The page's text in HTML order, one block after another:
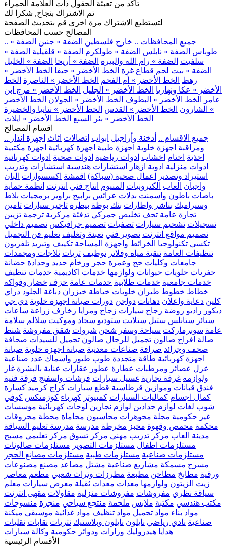
تأكد من تعبئة الحقول ذات العلامة الحمراء
تم الاشتراك بنجاح, شكرا لك
لتستطيع الاشتراك مرة اخرى قم بتحديث الصفحة
المصالح حسب المحافظات
.. جميع المحافظات .. خارج فلسطين الضفة » جنين الضفة »
طوباس الضفة » نابلس الضفة » طولكرم الضفة » قلقيلية الضفة »
سلفيت الضفة » رام الله والبيره الضفة » أريحا الضفة » الخليل
الضفة » بيت لحم قطاع غزة الخط الأخضر » حيفا الخط الأخضر »
رهط الخط الأخضر » أم الفحم الخط الأخضر » الناصرة الخط
الأخضر » عكا ونهاريا الخط الأخضر » الجليل الخط الأخضر » مرج ابن
عامر
الخط الأخضر » البطوف الخط الأخضر » الجولان الخط الأخضر
» الشارون الخط الأخضر » القدس الخط الأخضر » نتانيا والخضيرة
الخط الأخضر » بئر السبع الخط الأخضر » ايلات
اقسام المصالح
.. جميع الاقسام .. أدخنة وأراجيل ابواب اتصالات اثاث اجهزة انذار
ومراقبة اجهزة خلوية اجهزة طبية اجهزة كهربائية اجهزة مكتبية
احذية اختام اخشاب ادوات رياضية ادوات صحية ادوات كهربائية
ادوات منزلية ادوية ازهار استشارات هندسية استشارات وتدريب
استيراد وتصدير
اعمال صحية (سباكة) اقمشة اكسسوارات البان
واجبان العاب الكترونيات المنيوم انتاج فني انترنت انظمة حماية
باصات باطون واسمنت بدلات عرائس برابيج براويز برمجيات بلاط
وسيراميك بناشر واطارات بنك بوظة بيطرة تاجير سيارات تامين
تجارة عامة تحف تخليص جمركي تدفئة مركزية ترجمة تزيين
تسجيلات تشحيم سيارات تصفيات تصميم جرافيكس تصميم داخلي
تصميم مواقع انترنت تصوير فني تعبئة وتغليف تعليم فن التجميل
تكسي تكنولوجيا الخرائط واجهزة المساحة تكييف وتبريد تلفزيون
تنظيفات العامة تنقية مياه وفلاتر توظيف ثريات ثلاجات ومجمدات
جامعات وكليات حج وعمرة حجر ورخام حديد وحدادة حضانة
حفريات حلويات حيوانات ولوازمها خدمات اكاديمية خدمات تنظيف
خدمات جامعية خدمات طلابية خدمات عامة خزف خضار وفواكه
خطاط خطوط طيران خلويات خياطة خيزران دباغة الجلود دراي
كلين دعاية واعلان دهانات دواجن دورات صيانة اجهزة خلوية دي جي
ديكور راديو روضة زجاج سيارات زجاج ومرايا زخارف زراعة ساعات
ستائر ستانلس ستيل ستلايت ستوديو سجاد وموكيت سلالم سلامة
عامة سوبرماركت سياحة وسفر شحن شروات شقق مفروشة شنط
صالة افراح صالون تجميل للرجال صالون تجميل للسيدات صحافة
صحف وجرائد صرافة صناعات معدنية صيانة اجهزة خلوية صيانة
اجهزة كهربائية طاقة متجددة طوب طيور واسماك عدد صناعية
عزل عصائر ومرطبات عطارة عطور عقارات عناية بالبشرة غاز
ولوازمه غرفة تجارية غسيل سيارات فرشات واسفنج فرقة فنية
فندق قبانات وموازين قرطاسية قطع سيارات كراج كرميد كسارة
كمال اجسام كماليات السيارات كمبيوتر كهرباء كوزمتكس كوفي
شوب لغات لوازم حدادين لوازم نجارين لوحات كهربائية مؤسسات
غير حكومية مجلة مجوهرات محاسبون محاماة محطة محروقات
محكمة محمص وقهوة مخبز مخرطة مدرسة مدرسة تعليم السياقة
مدينة العاب مركز تدريب مهني مركز تسوق مركز تعليمي مسبح
مستلزمات اطفال مستلزمات التصوير مستلزمات صالونات
مستلزمات صناعية مستلزمات طبية مستلزمات مصانع الحجر
مسرح مسمكة مشاريع صناعية مشتل مصاعد مصنع مصنوعات
ورقية مطابخ مطاحن مطبعة مطرزات وتراث شعبي مطعم معاصر
زيت الزيتون ولوازمها معدات معدات ثقيلة معرض سيارات معلم
سياقة نظري مفروشات مفروشات منزلية مقاولات مقهى انترنت
مكتب هندسي مكتبة ملابس ملحمة منتجع سياحي منجرة منسوجات
مواد بناء مواد تجميل مواد تنظيف مواد غذائية موسيقى ميكنة
صناعية نادي رياضي نايلون نايلون وبلاستيك نثريات نقابات نقليات
هدايا هيدروليك وزارات ودوائر حكومية وكالة سيارات
الأقسام الرئيسية